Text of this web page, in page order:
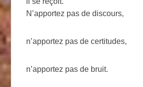
N’apportez pas de discours,
n’apportez pas de certitudes,
n’apportez pas de bruit.